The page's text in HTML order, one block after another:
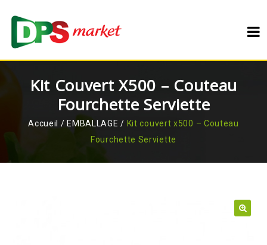
Kit Couvert X500 – Couteau
Fourchette Serviette
Accueil / EMBALLAGE / Kit couvert x500 – Couteau
Fourchette Serviette